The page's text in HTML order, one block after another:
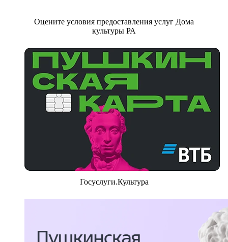
Оцените условия предоставления услуг Дома
культуры РА
Госуслуги.Культура